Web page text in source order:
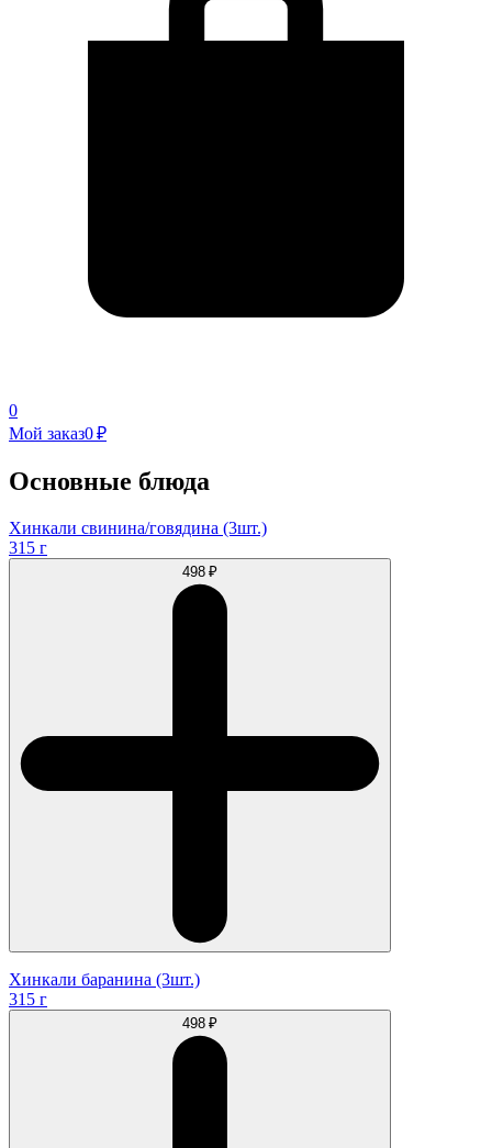
0
Мой заказ0 ₽
Основные блюда
Хинкали свинина/говядина (3шт.)
315 г
498 ₽
Хинкали баранина (3шт.)
315 г
498 ₽